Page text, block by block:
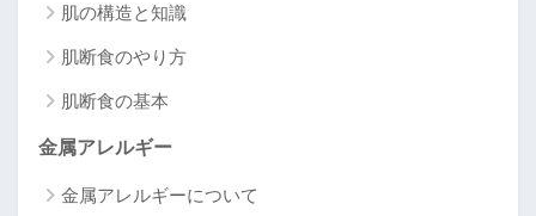
肌の構造と知識
肌断食のやり方
肌断食の基本
金属アレルギー
金属アレルギーについて